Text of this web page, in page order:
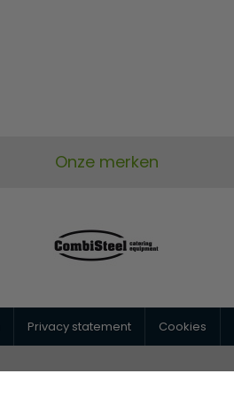
Onze merken
Privacy statement Cookies